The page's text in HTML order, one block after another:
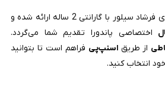
در گالری فرشاد سیلور با گارانتی 2 ساله ارائه شده و
اختصاصی پاندورا تقدیم شما می‌گردد.
از طریق اسنپ‌پی فراهم است تا بتوانید
انتخاب کنید.